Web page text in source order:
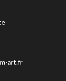
art.fr